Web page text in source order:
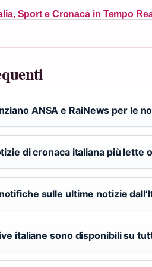
Sport e Cronaca in Tempo
ANSA e RaiNews per le
di cronaca italiana più lette
sulle ultime notizie
italiane sono disponibili su